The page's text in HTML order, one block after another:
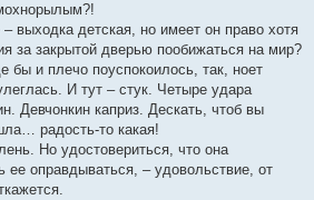
выходка детская, но имеет он право хотя
за закрытой дверью пообижаться на мир?
бы и плечо поуспокоилось, так, ноет
И тут – стук. Четыре удара
Девчонкин каприз. Дескать, чтоб вы
радость-то какая!
Но удостовериться, что она
ее оправдываться, – удовольствие, от